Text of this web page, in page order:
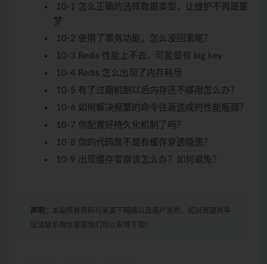
10-1 怎么正确的选择数据类型，让维护不再是噩
梦
10-2 使用了事务功能，怎么没回滚呢？
10-3 Redis 性能上不去，可能是有 big key
10-4 Redis 怎么出现了内存耗尽
10-5 有了过期机制以后内存还不够用怎么办？
10-6 如何解决频繁的命令往返造成的性能瓶颈？
10-7 你配置好持久化机制了吗？
10-8 你的代码是不是有缓存穿透隐患？
10-9 出现缓存雪崩该怎么办？如何避免？
声明： 本站所有资料均来源于网络以及用户发布，如对资源有争
议请联系微信客服我们可以安排下架！